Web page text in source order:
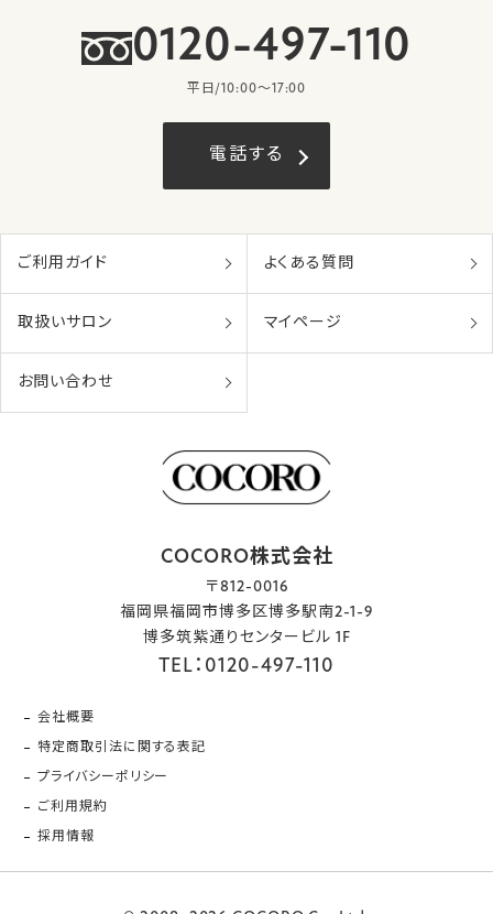
0120-497-110
平日/10:00〜17:00
電話する
ご利用ガイド よくある質問
取扱いサロン マイページ
お問い合わせ
COCORO株式会社
〒812-0016
福岡県福岡市博多区博多駅南2-1-9
博多筑紫通りセンタービル 1F
TEL：0120-497-110
会社概要
特定商取引法に関する表記
プライバシーポリシー
ご利用規約
採用情報